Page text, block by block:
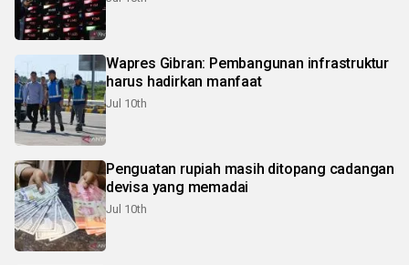
Wapres Gibran: Pembangunan infrastruktur
harus hadirkan manfaat
Jul 10th
Penguatan rupiah masih ditopang cadangan
devisa yang memadai
Jul 10th